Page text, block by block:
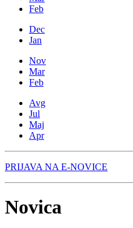
Feb
Dec
Jan
Nov
Mar
Feb
Avg
Jul
Maj
Apr
PRIJAVA NA E-NOVICE
Novica